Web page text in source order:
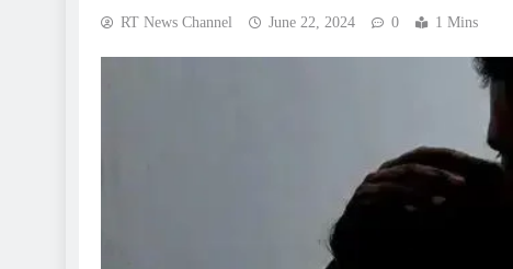
RT News Channel June 22, 2024 0 1 Mins